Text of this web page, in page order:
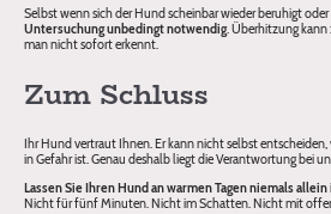
Selbst wenn sich der Hund scheinbar wieder beruhigt
Untersuchung unbedingt notwendig. Überhitzung kann
man nicht sofort erkennt.
Zum Schluss
Ihr Hund vertraut Ihnen. Er kann nicht selbst
in Gefahr ist. Genau deshalb liegt die Verantwortung bei
Lassen Sie Ihren Hund an warmen Tagen niemals
Nicht für fünf Minuten. Nicht im Schatten. Nicht mit